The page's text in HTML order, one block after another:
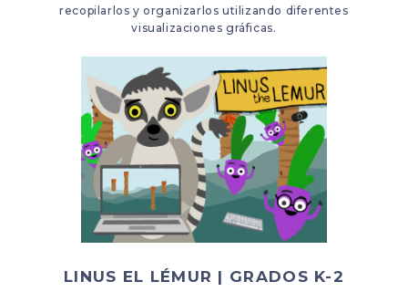
recopilarlos y organizarlos utilizando diferentes
visualizaciones gráficas.
LINUS EL LÉMUR | GRADOS K-2